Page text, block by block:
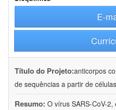
E-
Título do Projeto:anticorpos
de sequências a partir de
Resumo: O vírus SARS-CoV-